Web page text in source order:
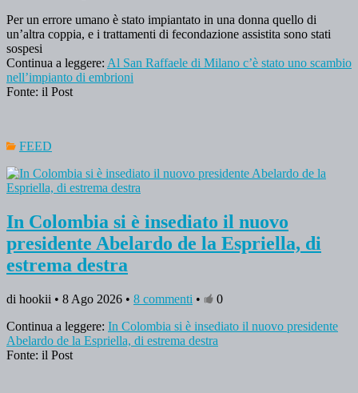
Per un errore umano è stato impiantato in una donna quello di
un’altra coppia, e i trattamenti di fecondazione assistita sono stati
sospesi
Continua a leggere: Al San Raffaele di Milano c’è stato uno scambio
nell’impianto di embrioni
Fonte: il Post
FEED
In Colombia si è insediato il nuovo
presidente Abelardo de la Espriella, di
estrema destra
di hookii • 8 Ago 2026 • 8 commenti •
0
Continua a leggere: In Colombia si è insediato il nuovo presidente
Abelardo de la Espriella, di estrema destra
Fonte: il Post